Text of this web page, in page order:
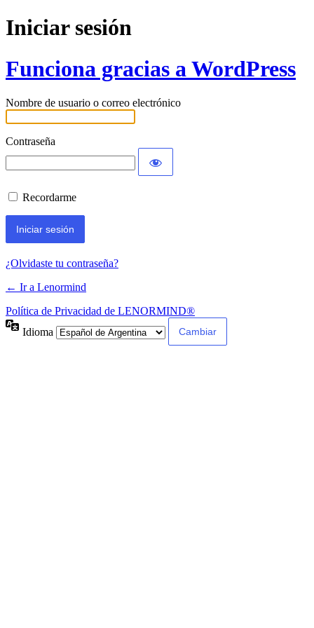
Iniciar sesión
Funciona gracias a WordPress
Nombre de usuario o correo electrónico
Contraseña
Recordarme
¿Olvidaste tu contraseña?
← Ir a Lenormind
Política de Privacidad de LENORMIND®
Idioma